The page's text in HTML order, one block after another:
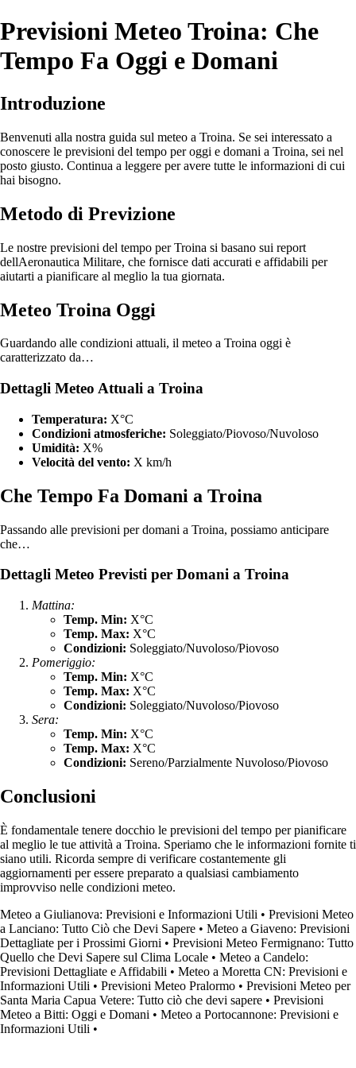
Previsioni Meteo Troina: Che
Tempo Fa Oggi e Domani
Introduzione
Benvenuti alla nostra guida sul meteo a Troina. Se sei interessato a
conoscere le previsioni del tempo per oggi e domani a Troina, sei nel
posto giusto. Continua a leggere per avere tutte le informazioni di cui
hai bisogno.
Metodo di Previzione
Le nostre previsioni del tempo per Troina si basano sui report
dellAeronautica Militare, che fornisce dati accurati e affidabili per
aiutarti a pianificare al meglio la tua giornata.
Meteo Troina Oggi
Guardando alle condizioni attuali, il meteo a Troina oggi è
caratterizzato da…
Dettagli Meteo Attuali a Troina
Temperatura: X°C
Condizioni atmosferiche: Soleggiato/Piovoso/Nuvoloso
Umidità: X%
Velocità del vento: X km/h
Che Tempo Fa Domani a Troina
Passando alle previsioni per domani a Troina, possiamo anticipare
che…
Dettagli Meteo Previsti per Domani a Troina
Mattina:
Temp. Min: X°C
Temp. Max: X°C
Condizioni: Soleggiato/Nuvoloso/Piovoso
Pomeriggio:
Temp. Min: X°C
Temp. Max: X°C
Condizioni: Soleggiato/Nuvoloso/Piovoso
Sera:
Temp. Min: X°C
Temp. Max: X°C
Condizioni: Sereno/Parzialmente Nuvoloso/Piovoso
Conclusioni
È fondamentale tenere docchio le previsioni del tempo per pianificare
al meglio le tue attività a Troina. Speriamo che le informazioni fornite ti
siano utili. Ricorda sempre di verificare costantemente gli
aggiornamenti per essere preparato a qualsiasi cambiamento
improvviso nelle condizioni meteo.
Meteo a Giulianova: Previsioni e Informazioni Utili • Previsioni Meteo
a Lanciano: Tutto Ciò che Devi Sapere • Meteo a Giaveno: Previsioni
Dettagliate per i Prossimi Giorni • Previsioni Meteo Fermignano: Tutto
Quello che Devi Sapere sul Clima Locale • Meteo a Candelo:
Previsioni Dettagliate e Affidabili • Meteo a Moretta CN: Previsioni e
Informazioni Utili • Previsioni Meteo Pralormo • Previsioni Meteo per
Santa Maria Capua Vetere: Tutto ciò che devi sapere • Previsioni
Meteo a Bitti: Oggi e Domani • Meteo a Portocannone: Previsioni e
Informazioni Utili •